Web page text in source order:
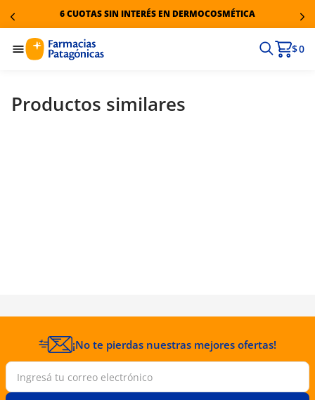
6 CUOTAS SIN INTERÉS EN DERMOCOSMÉTICA
$ 0
Productos similares
¡No te pierdas nuestras mejores ofertas!